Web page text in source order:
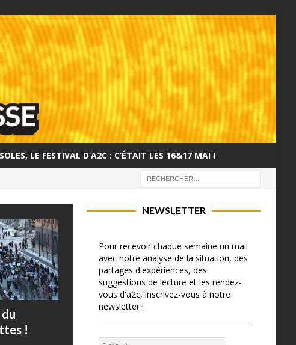
LE FESTIVAL D’A2C : C’ÉTAIT LES 16&17 MAI !
!
NEWSLETTER
Pour recevoir chaque semaine un mail
avec notre analyse de la situation, des
partages d'expériences, des
suggestions de lecture et les rendez-
vous d'a2c, inscrivez-vous à notre
newsletter !